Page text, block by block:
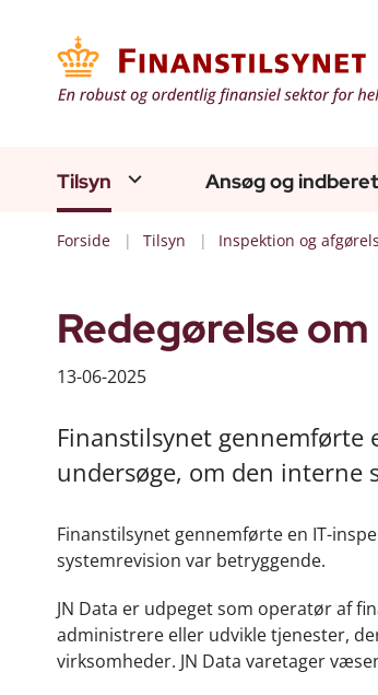
Tilsyn Ansøg og indberet
Forside Tilsyn Inspektion og
Redegørelse
13-06-2025
Finanstilsynet gennemførte
undersøge, om den interne
Finanstilsynet gennemførte en IT-
systemrevision var betryggende.
JN Data er udpeget som operatør af
administrere eller udvikle tjenester,
virksomheder. JN Data varetager